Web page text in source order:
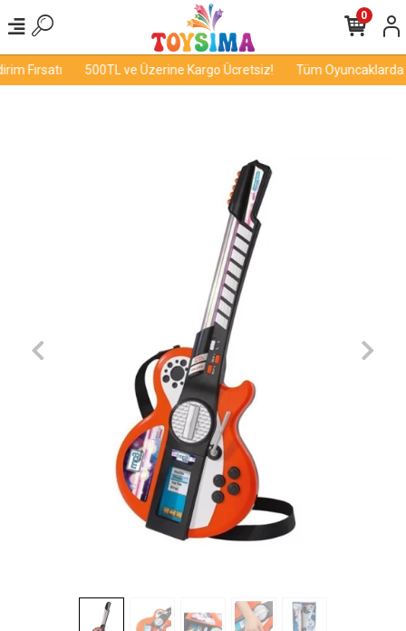
Fırsatı 500TL ve Üzerine Kargo Ücretsiz! Tüm Oyuncaklarda
0